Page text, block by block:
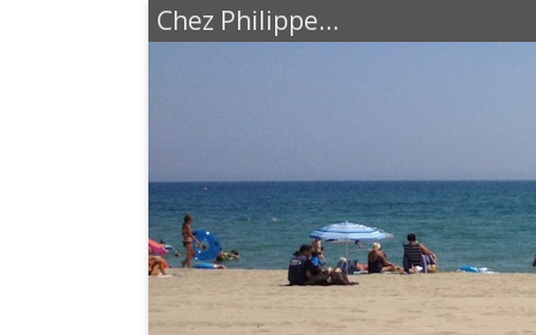
Chez Philippe…